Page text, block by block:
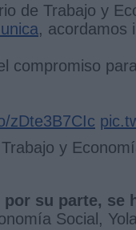
de Trabajo y
, acordamos
compromiso
zDte3B7CIc
y
su parte, se
Social,